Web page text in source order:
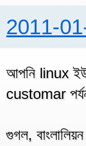
2011-
আপনি linux
customar
গুগল,